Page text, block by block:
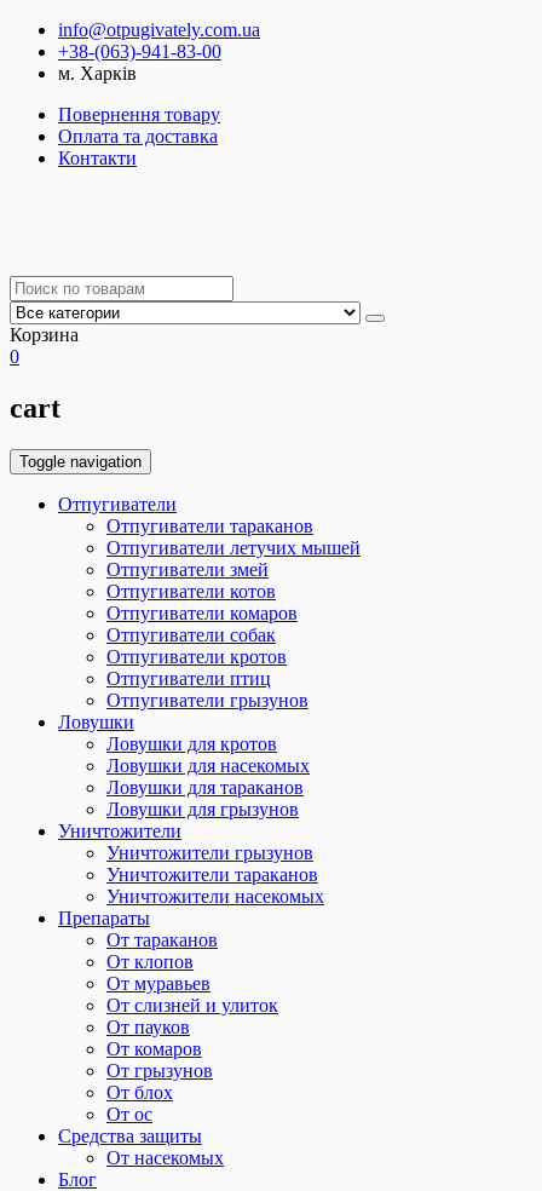
info@otpugivately.com.ua
+38-(063)-941-83-00
м. Харків
Повернення товару
Оплата та доставка
Контакти
Корзина
0
cart
Toggle navigation
Отпугиватели
Отпугиватели тараканов
Отпугиватели летучих мышей
Отпугиватели змей
Отпугиватели котов
Отпугиватели комаров
Отпугиватели собак
Отпугиватели кротов
Отпугиватели птиц
Отпугиватели грызунов
Ловушки
Ловушки для кротов
Ловушки для насекомых
Ловушки для тараканов
Ловушки для грызунов
Уничтожители
Уничтожители грызунов
Уничтожители тараканов
Уничтожители насекомых
Препараты
От тараканов
От клопов
От муравьев
От слизней и улиток
От пауков
От комаров
От грызунов
От блох
От ос
Средства защиты
От насекомых
Блог